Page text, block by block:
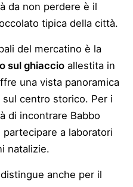
da non perdere è il
tipica della città.
del mercatino è la
sul ghiaccio allestita in
una vista panoramica
centro storico. Per i
di incontrare Babbo
a laboratori
natalizie.
anche per il